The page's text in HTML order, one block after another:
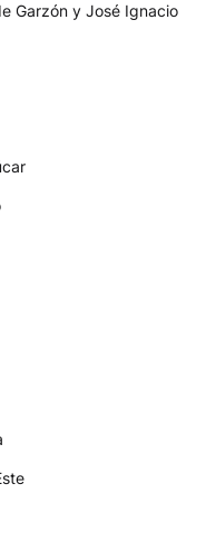
Garzón y José Ignacio